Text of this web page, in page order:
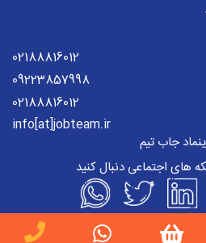
02188816012
09223857998
02188816012
info[at]jobteam.ir
های اجتماعی دنبال کنید